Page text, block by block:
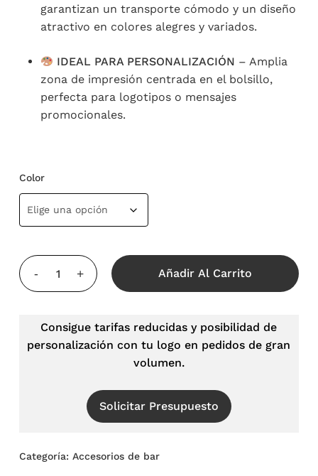
garantizan un transporte cómodo y un diseño
atractivo en colores alegres y variados.
IDEAL PARA PERSONALIZACIÓN – Amplia
zona de impresión centrada en el bolsillo,
perfecta para logotipos o mensajes
promocionales.
Color
Añadir Al Carrito
Consigue tarifas reducidas y posibilidad de
personalización con tu logo en pedidos de gran
volumen.
Solicitar Presupuesto
Categoría: Accesorios de bar